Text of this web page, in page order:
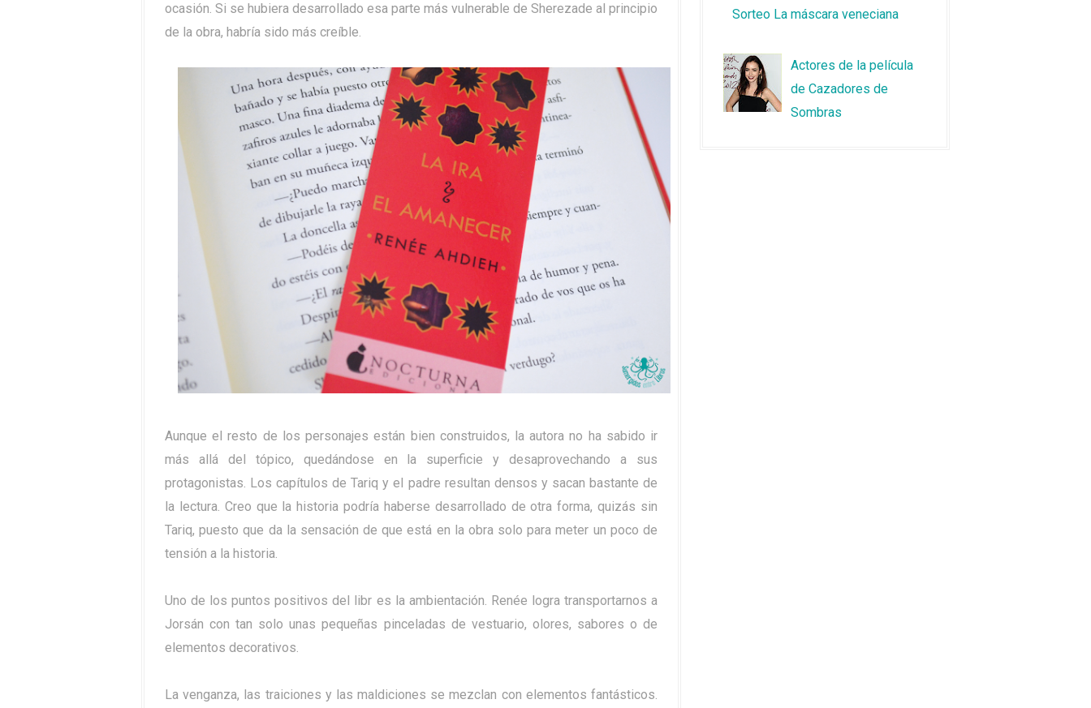
ocasión. Si se hubiera desarrollado esa parte más vulnerable de Sherezade al principio
de la obra, habría sido más creíble.
Aunque el resto de los personajes están bien construidos, la autora no ha sabido ir
más allá del tópico, quedándose en la superficie y desaprovechando a sus
protagonistas. Los capítulos de Tariq y el padre resultan densos y sacan bastante de
la lectura. Creo que la historia podría haberse desarrollado de otra forma, quizás sin
Tariq, puesto que da la sensación de que está en la obra solo para meter un poco de
tensión a la historia.
Uno de los puntos positivos del libr es la ambientación. Renée logra transportarnos a
Jorsán con tan solo unas pequeñas pinceladas de vestuario, olores, sabores o de
elementos decorativos.
La venganza, las traiciones y las maldiciones se mezclan con elementos fantásticos.
Sorteo La máscara veneciana
Actores de la película
de Cazadores de
Sombras